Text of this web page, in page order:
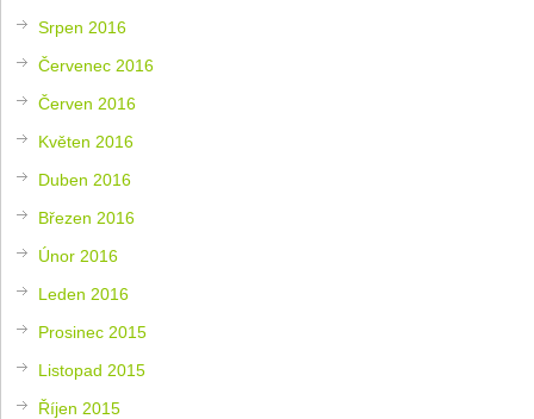
Srpen 2016
Červenec 2016
Červen 2016
Květen 2016
Duben 2016
Březen 2016
Únor 2016
Leden 2016
Prosinec 2015
Listopad 2015
Říjen 2015